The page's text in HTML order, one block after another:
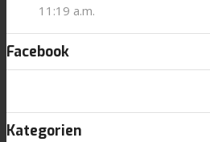
11:19 a.m.
Facebook
Kategorien